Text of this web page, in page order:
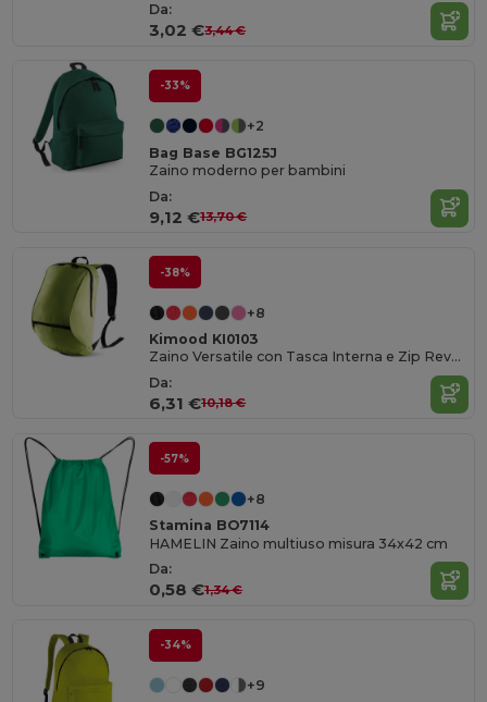
Da:
3,02 €3,44 €
-33%
+2
Bag Base BG125J
Zaino moderno per bambini
Da:
9,12 €13,70 €
-38%
+8
Kimood KI0103
Zaino Versatile con Tasca Interna e Zip Reversibile
Da:
6,31 €10,18 €
-57%
+8
Stamina BO7114
HAMELIN Zaino multiuso misura 34x42 cm
Da:
0,58 €1,34 €
-34%
+9